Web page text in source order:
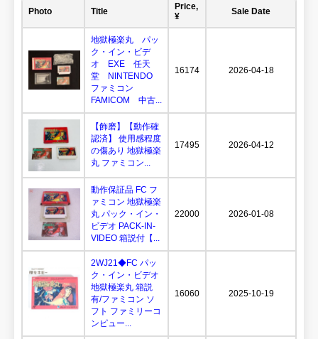
Photo Title
Price,
¥
Sale Date
地獄極楽丸 パッ
ク・イン・ビデ
オ EXE 任天
堂 NINTENDO
ファミコン
FAMICOM 中古...
16174 2026-04-18
【飾磨】【動作確
認済】 使用感程度
の傷あり 地獄極楽
丸 ファミコン...
17495 2026-04-12
動作保証品 FC フ
ァミコン 地獄極楽
丸 パック・イン・
ビデオ PACK-IN-
VIDEO 箱説付【...
22000 2026-01-08
2WJ21◆FC パッ
ク・イン・ビデオ
地獄極楽丸 箱説
有/ファミコン ソ
フト ファミリーコ
ンピュー...
16060 2025-10-19